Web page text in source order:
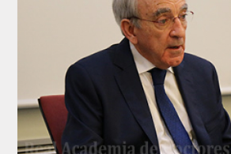
FUNDACIÓN LIBERADE
ACADÉMICOS
SECCIONES
TEOLOGÍA